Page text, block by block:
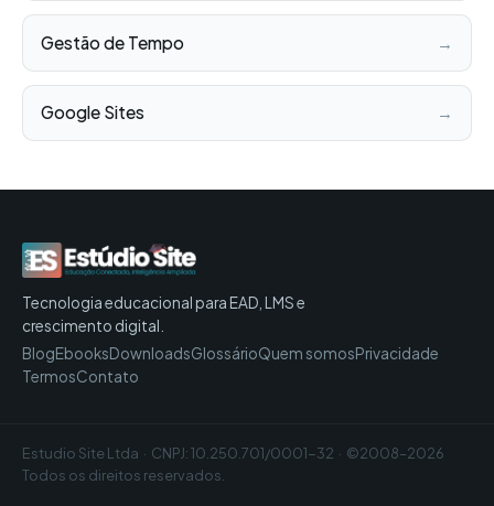
Gestão de Tempo →
Google Sites →
Tecnologia educacional para EAD, LMS e
crescimento digital.
BlogEbooksDownloadsGlossárioQuem somosPrivacidade
TermosContato
Estudio Site Ltda · CNPJ: 10.250.701/0001-32 · ©2008–2026
Todos os direitos reservados.